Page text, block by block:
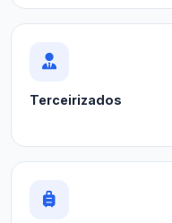
Terceirizados